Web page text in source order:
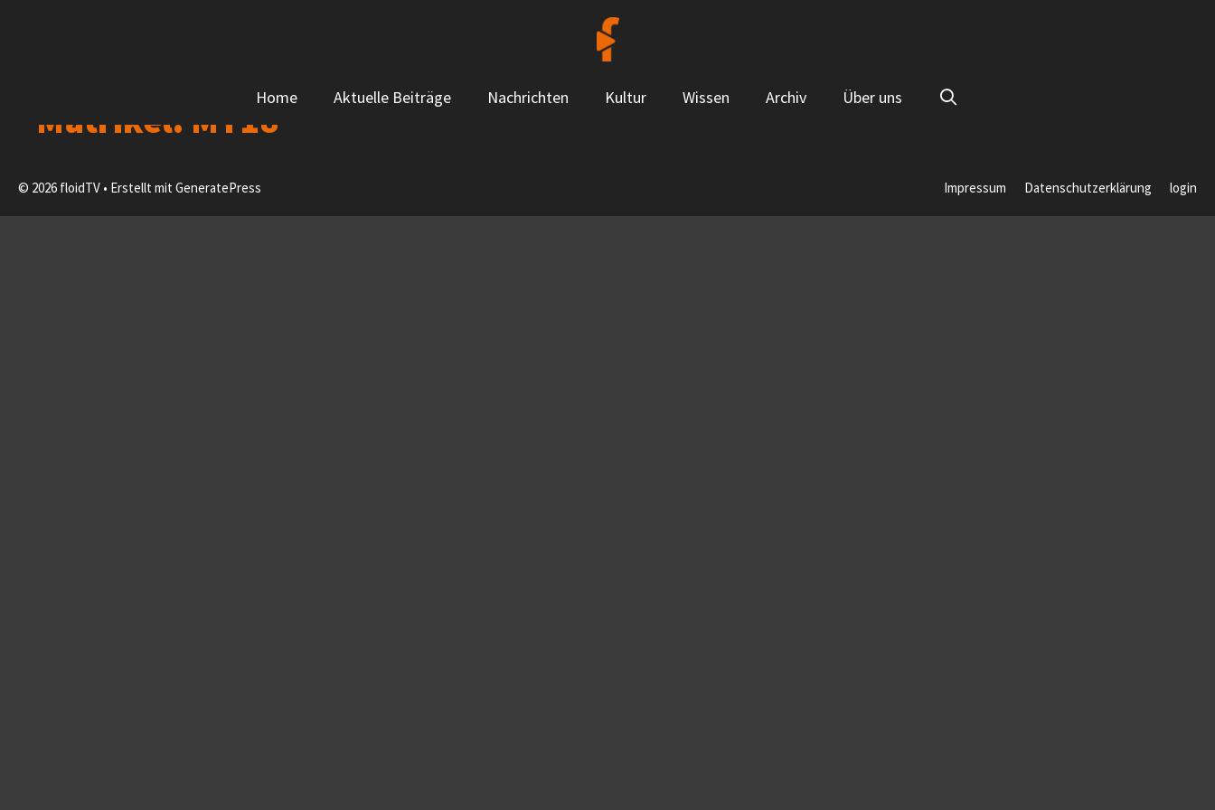
Home Aktuelle Beiträge Nachrichten Kultur Wissen Archiv Über uns
Matrikel: MT18
Impressum Datenschutzerklärung login
© 2026 floidTV • Erstellt mit GeneratePress